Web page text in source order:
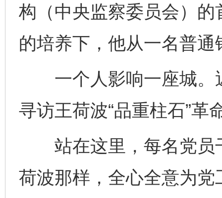
构（中央监察委员会）
的培养下，他从一名普
一个人影响一座城。
寻访王荷波“品重柱石”革
站在这里，每名党员
荷波那样，全心全意为